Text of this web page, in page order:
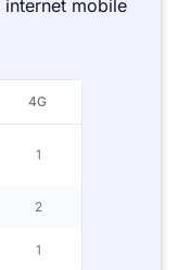
internet mobile
4G
1
2
1